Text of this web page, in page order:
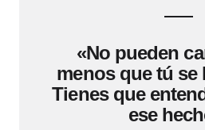
«No pueden
menos que tú se
Tienes que
ese